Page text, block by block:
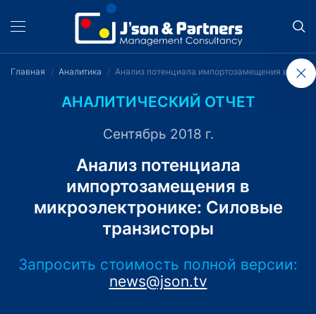
Главная Аналитика Анализ потенциала импортозамещения в
АНАЛИТИЧЕСКИЙ ОТЧЕТ
Сентябрь 2018 г.
Анализ потенциала
импортозамещения в
микроэлектронике: Силовые
транзисторы
Запросить стоимость полной версии:
news@json.tv